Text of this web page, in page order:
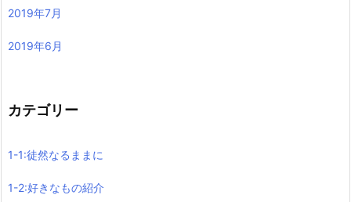
2019年7月
2019年6月
カテゴリー
1-1:徒然なるままに
1-2:好きなもの紹介